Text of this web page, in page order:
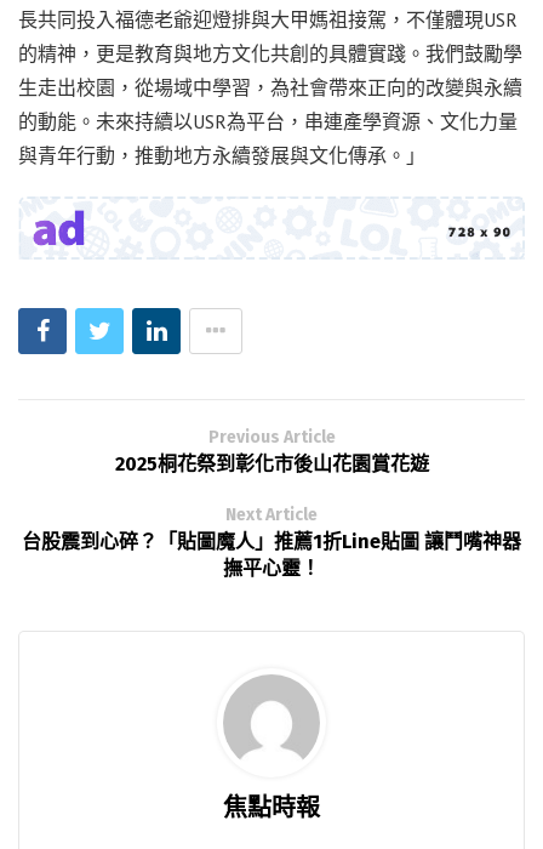
長共同投入福德老爺迎燈排與大甲媽祖接駕，不僅體現USR
的精神，更是教育與地方文化共創的具體實踐。我們鼓勵學
生走出校園，從場域中學習，為社會帶來正向的改變與永續
的動能。未來持續以USR為平台，串連產學資源、文化力量
與青年行動，推動地方永續發展與文化傳承。」
Previous Article
2025桐花祭到彰化市後山花園賞花遊
Next Article
台股震到心碎？「貼圖魔人」推薦1折Line貼圖 讓鬥嘴神器
撫平心靈！
焦點時報